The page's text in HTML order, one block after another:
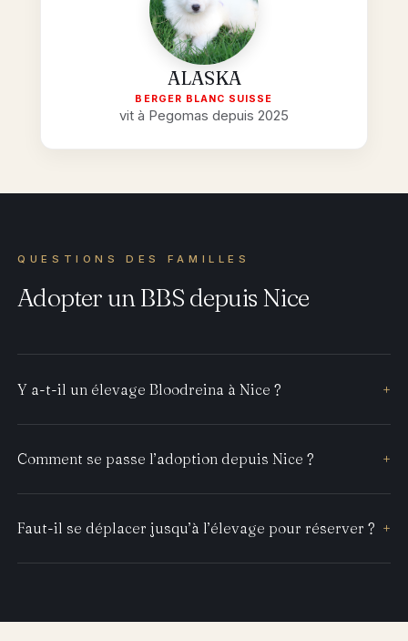
ALASKA
BERGER BLANC SUISSE
vit à Pegomas depuis 2025
QUESTIONS DES FAMILLES
Adopter un BBS depuis Nice
Y a-t-il un élevage Bloodreina à Nice ? +
Comment se passe l’adoption depuis Nice ? +
Faut-il se déplacer jusqu’à l’élevage pour réserver ? +